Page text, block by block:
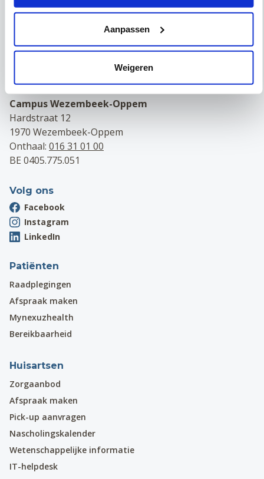
Aanpassen
Weigeren
Contact
3000 Leuven
BE 0405.775.051
Campus Wezembeek-Oppem
Hardstraat 12
1970 Wezembeek-Oppem
Onthaal: 016 31 01 00
BE 0405.775.051
Volg ons
Facebook
Instagram
LinkedIn
Patiënten
Raadplegingen
Afspraak maken
Mynexuzhealth
Bereikbaarheid
Huisartsen
Zorgaanbod
Afspraak maken
Pick-up aanvragen
Nascholingskalender
Wetenschappelijke informatie
IT-helpdesk